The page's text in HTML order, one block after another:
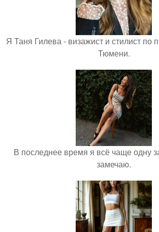
Я Таня Гилева - визажист и стилист по
Тюмени.
В последнее время я всё чаще одну
замечаю.